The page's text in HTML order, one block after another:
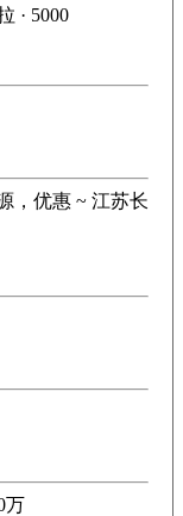
· 5000
，优惠 ~ 江苏长
万